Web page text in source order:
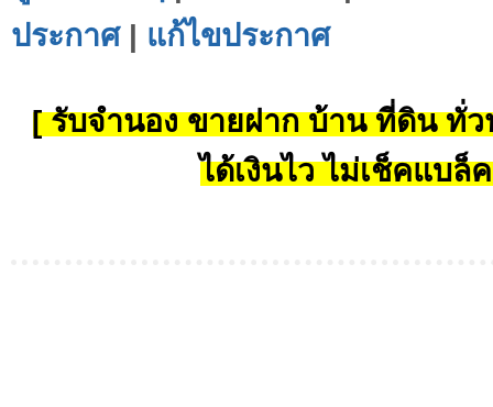
ประกาศ| แก้ไขประกาศ
[ รับจำนอง ขายฝาก บ้าน ที่ดิน ทั่ว
ได้เงินไว ไม่เช็คแบล็